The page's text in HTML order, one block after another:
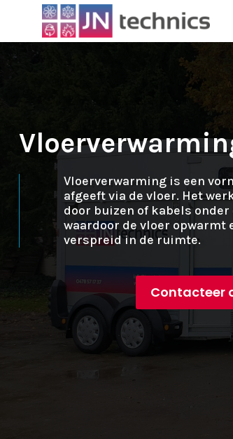
Vloerverwarming is een
afgeeft via de vloer. Het
door buizen of kabels
waardoor de vloer
verspreid in de ruimte.
Contacteer